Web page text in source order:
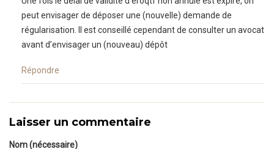
peut envisager de déposer une (nouvelle) demande de
régularisation. Il est conseillé cependant de consulter un avocat
avant d’envisager un (nouveau) dépôt
Répondre
Laisser un commentaire
Nom (nécessaire)